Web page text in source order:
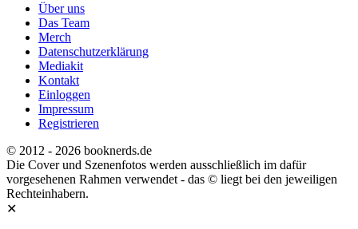
Über uns
Das Team
Merch
Datenschutzerklärung
Mediakit
Kontakt
Einloggen
Impressum
Registrieren
© 2012 - 2026 booknerds.de
Die Cover und Szenenfotos werden ausschließlich im dafür
vorgesehenen Rahmen verwendet - das © liegt bei den jeweiligen
Rechteinhabern.
✕